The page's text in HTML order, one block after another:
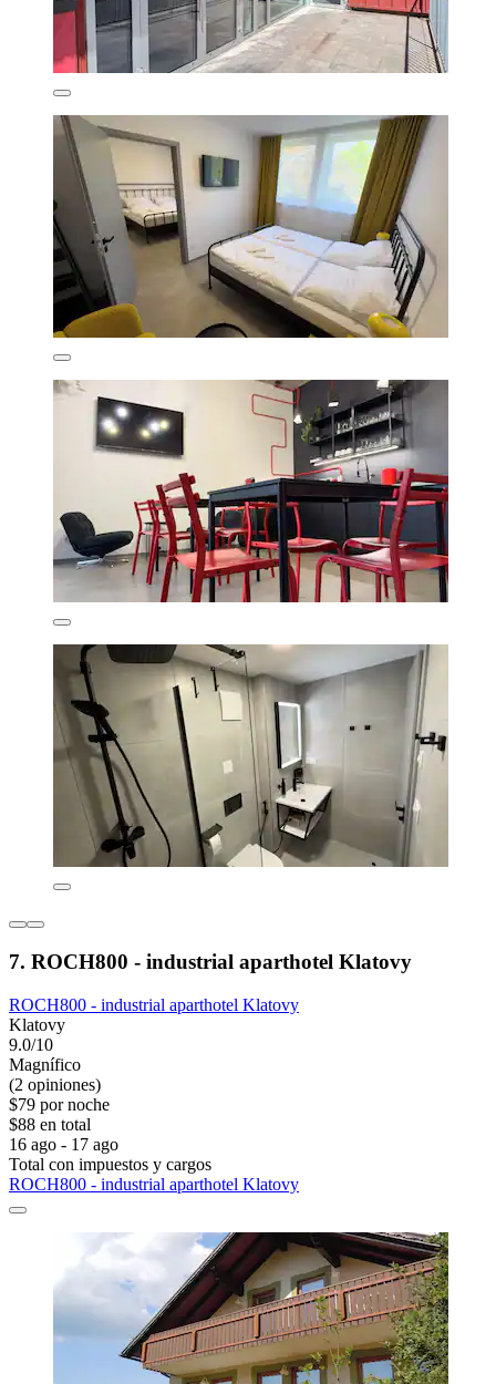
7. ROCH800 - industrial aparthotel Klatovy
ROCH800 - industrial aparthotel Klatovy
Klatovy
9.0/10
Magnífico
(2 opiniones)
$79 por noche
$88 en total
16 ago - 17 ago
Total con impuestos y cargos
ROCH800 - industrial aparthotel Klatovy